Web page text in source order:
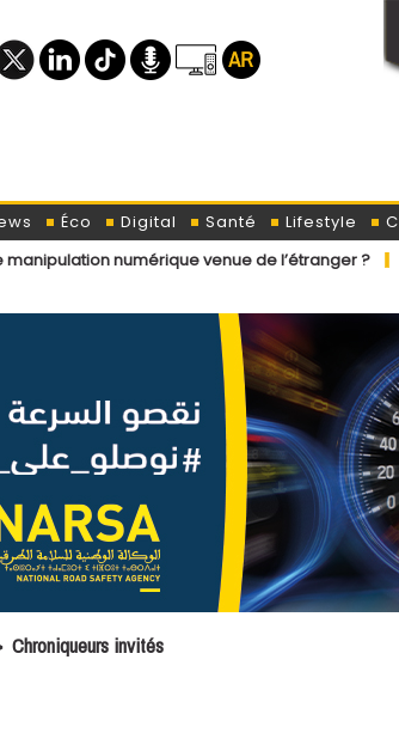
Éco Digital Santé Lifestyle
venue de l’étranger ?
Loi de finances
Chroniqueurs invités